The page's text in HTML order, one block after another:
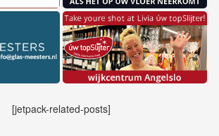
[jetpack-related-posts]